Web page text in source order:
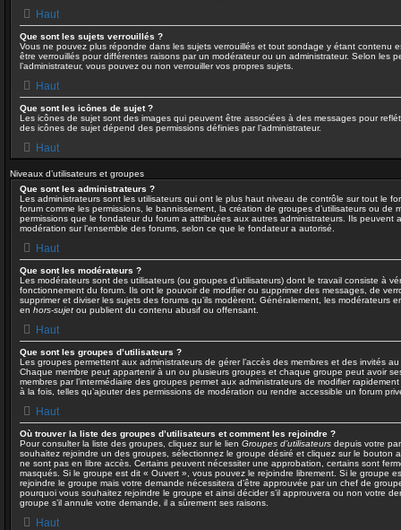
Haut
Que sont les sujets verrouillés ?
Vous ne pouvez plus répondre dans les sujets verrouillés et tout sondage y étant contenu
être verrouillés pour différentes raisons par un modérateur ou un administrateur. Selon les
l’administrateur, vous pouvez ou non verrouiller vos propres sujets.
Haut
Que sont les icônes de sujet ?
Les icônes de sujet sont des images qui peuvent être associées à des messages pour
des icônes de sujet dépend des permissions définies par l’administrateur.
Haut
Niveaux d’utilisateurs et groupes
Que sont les administrateurs ?
Les administrateurs sont les utilisateurs qui ont le plus haut niveau de contrôle sur tout le
forum comme les permissions, le bannissement, la création de groupes d’utilisateurs ou de
permissions que le fondateur du forum a attribuées aux autres administrateurs. Ils peuvent
modération sur l’ensemble des forums, selon ce que le fondateur a autorisé.
Haut
Que sont les modérateurs ?
Les modérateurs sont des utilisateurs (ou groupes d’utilisateurs) dont le travail consiste à
fonctionnement du forum. Ils ont le pouvoir de modifier ou supprimer des messages, de
supprimer et diviser les sujets des forums qu’ils modèrent. Généralement, les modérateurs
en hors-sujet ou publient du contenu abusif ou offensant.
Haut
Que sont les groupes d’utilisateurs ?
Les groupes permettent aux administrateurs de gérer l’accès des membres et des invités
Chaque membre peut appartenir à un ou plusieurs groupes et chaque groupe peut avoir
membres par l’intermédiaire des groupes permet aux administrateurs de modifier
à la fois, telles qu’ajouter des permissions de modération ou rendre accessible un forum
Haut
Où trouver la liste des groupes d’utilisateurs et comment les rejoindre ?
Pour consulter la liste des groupes, cliquez sur le lien Groupes d’utilisateurs depuis votre
souhaitez rejoindre un des groupes, sélectionnez le groupe désiré et cliquez sur le bouton
ne sont pas en libre accès. Certains peuvent nécessiter une approbation, certains sont
masqués. Si le groupe est dit « Ouvert », vous pouvez le rejoindre librement. Si le groupe
rejoindre le groupe mais votre demande nécessitera d’être approuvée par un chef de
pourquoi vous souhaitez rejoindre le groupe et ainsi décider s’il approuvera ou non votre
groupe s’il annule votre demande, il a sûrement ses raisons.
Haut